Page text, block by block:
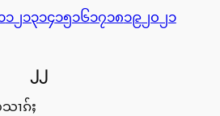
၁၂၁၃၁၄၁၅၁၆၁၇၁၈၁၉၂၀ ၂၁
၂၂
ၢၵ်ႈ